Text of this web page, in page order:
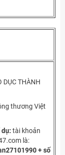
DỤC THÀNH
thương Việt
dụ: tài khoản
là:
+ số